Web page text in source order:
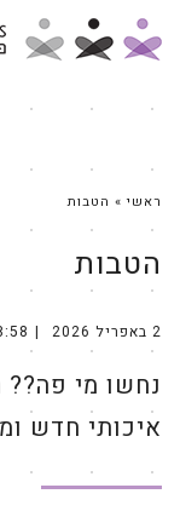
ראשי » הטבות
הטבות
2 באפריל 2026
נחשו מי פה??
איכותי חדש